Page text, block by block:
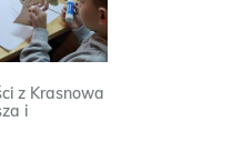
z Krasnowa
i